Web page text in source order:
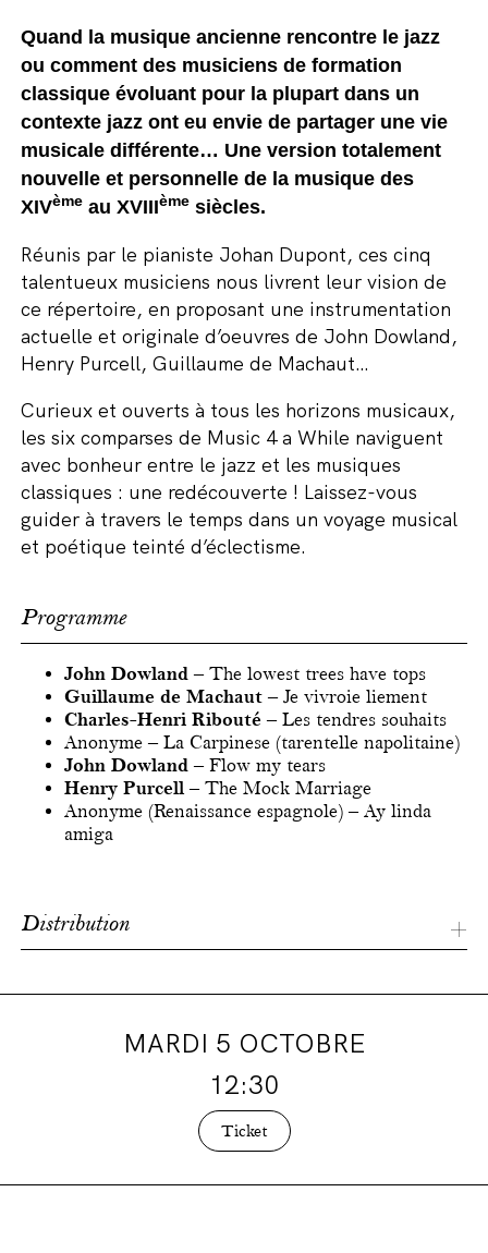
Quand la musique ancienne rencontre le jazz
ou comment des musiciens de formation
classique évoluant pour la plupart dans un
contexte jazz ont eu envie de partager une vie
musicale différente… Une version totalement
nouvelle et personnelle de la musique des
XIVèmeau XVIIIèmesiècles.
Réunis par le pianiste Johan Dupont, ces cinq
talentueux musiciens nous livrent leur vision de
ce répertoire, en proposant une instrumentation
actuelle et originale d’oeuvres de John Dowland,
Henry Purcell, Guillaume de Machaut…
Curieux et ouverts à tous les horizons musicaux,
les six comparses de Music 4 a While naviguent
avec bonheur entre le jazz et les musiques
classiques : une redécouverte ! Laissez-vous
guider à travers le temps dans un voyage musical
et poétique teinté d’éclectisme.
Programme
John Dowland– The lowest trees have tops
Guillaume de Machaut– Je vivroie liement
Charles-Henri Ribouté – Les tendres souhaits
Anonyme – La Carpinese (tarentelle napolitaine)
John Dowland– Flow my tears
Henry Purcell– The Mock Marriage
Anonyme (Renaissance espagnole) – Ay linda
amiga
Distribution
Stephan Pouginpercussion
violon
clarinette
MARDI 5 OCTOBRE
12:30
Ticket